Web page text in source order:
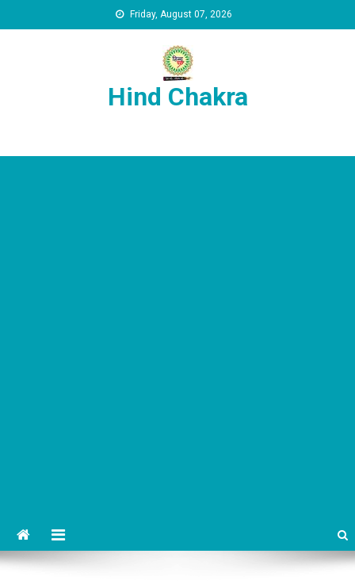
Friday, August 07, 2026
Hind Chakra